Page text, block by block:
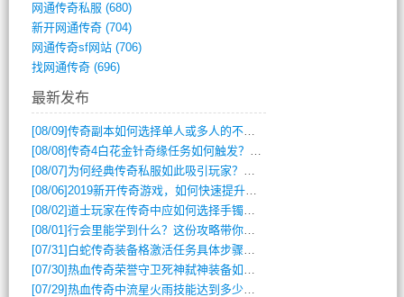
网通传奇私服 (680)
新开网通传奇(704)
网通传奇sf网站(706)
找网通传奇(696)
最新发布
[08/09]传奇副本如何选择单人或多人的不同模式？
[08/08]传奇4白花金针奇缘任务如何触发？完整攻略解析
[08/07] 为何经典传奇私服如此吸引玩家？深度攻略解析
[08/06]2019新开传奇游戏，如何快速提升角色等级？
[08/02]道士玩家在传奇中应如何选择手镯装备？
[08/01]行会里能学到什么？这份攻略带你全掌握
[07/31] 白蛇传奇装备格激活任务具体步骤是什么？如何完成？
[07/30]热血传奇荣誉守卫死神弑神装备如何获取与佩戴攻略？
[07/29]热血传奇中流星火雨技能达到多少级可以开始练装备？